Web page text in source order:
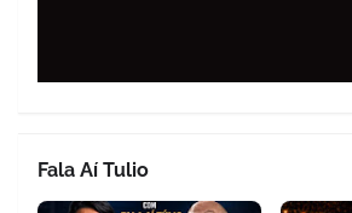
Fala Aí Tulio